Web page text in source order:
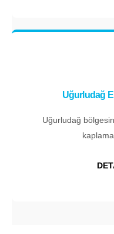
Uğurludağ
Uğurludağ